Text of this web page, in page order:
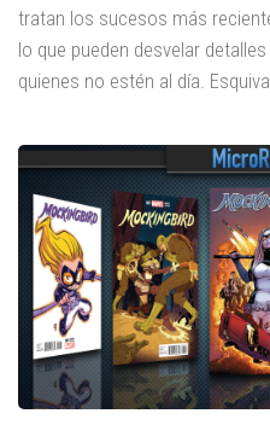
tratan los sucesos más
lo que pueden desvelar
quienes no estén al día.